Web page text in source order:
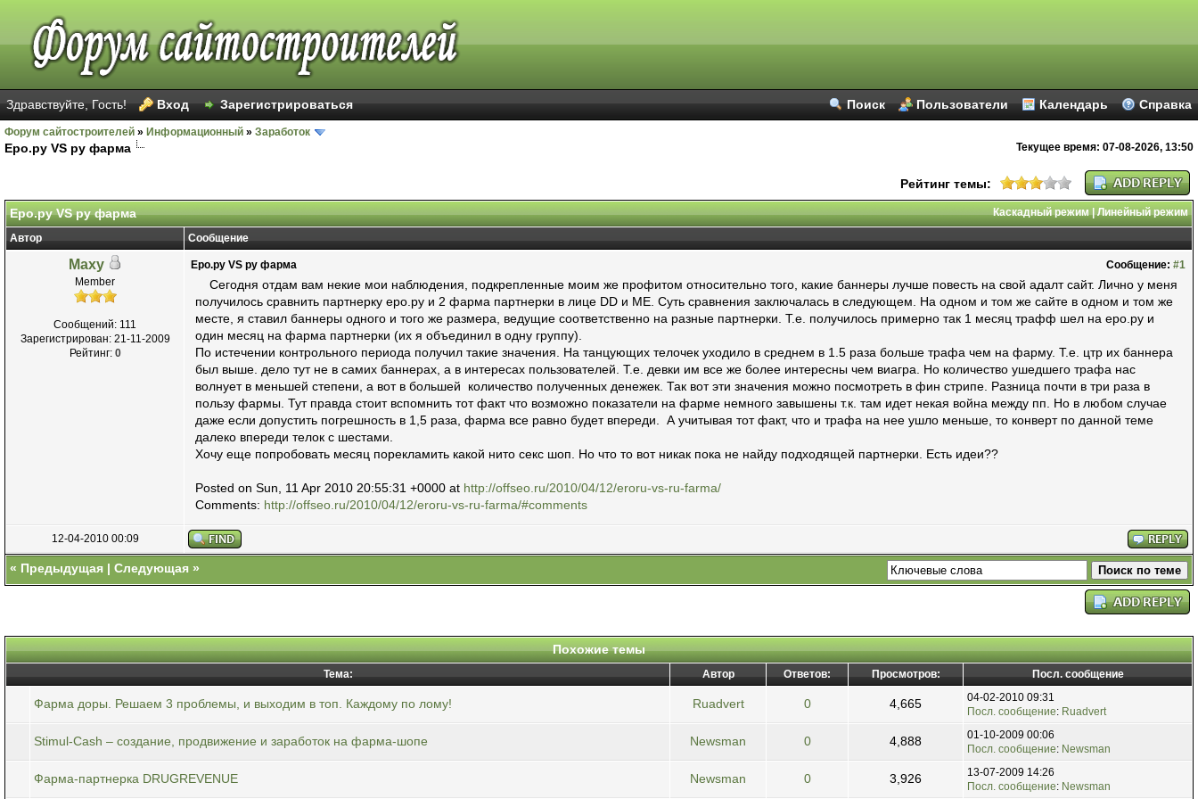
Поиск Пользователи Календарь Справка
Здравствуйте, Гость! Вход Зарегистрироваться
Форум сайтостроителей » Информационный » Заработок
Еро.ру VS ру фарма Текущее время: 07-08-2026, 13:50
Рейтинг темы:
Каскадный режим|Линейный режим
Еро.ру VS ру фарма
Автор Сообщение
Maxy
Member
Сообщений: 111
Зарегистрирован: 21-11-2009
Рейтинг: 0
Сообщение: #1
Еро.ру VS ру фарма
Сегодня отдам вам некие мои наблюдения, подкрепленные моим же профитом относительно того, какие баннеры лучше повесть на свой адалт сайт. Лично у меня
получилось сравнить партнерку еро.ру и 2 фарма партнерки в лице DD и ME. Суть сравнения заключалась в следующем. На одном и том же сайте в одном и том же
месте, я ставил баннеры одного и того же размера, ведущие соответственно на разные партнерки. Т.е. получилось примерно так 1 месяц трафф шел на еро.ру и
один месяц на фарма партнерки (их я объединил в одну группу).
По истечении контрольного периода получил такие значения. На танцующих телочек уходило в среднем в 1.5 раза больше трафа чем на фарму. Т.е. цтр их баннера
был выше. дело тут не в самих баннерах, а в интересах пользователей. Т.е. девки им все же более интересны чем виагра. Но количество ушедшего трафа нас
волнует в меньшей степени, а вот в большей количество полученных денежек. Так вот эти значения можно посмотреть в фин стрипе. Разница почти в три раза в
пользу фармы. Тут правда стоит вспомнить тот факт что возможно показатели на фарме немного завышены т.к. там идет некая война между пп. Но в любом случае
даже если допустить погрешность в 1,5 раза, фарма все равно будет впереди. А учитывая тот факт, что и трафа на нее ушло меньше, то конверт по данной теме
далеко впереди телок с шестами.
Хочу еще попробовать месяц порекламить какой нито секс шоп. Но что то вот никак пока не найду подходящей партнерки. Есть идеи??
Posted on Sun, 11 Apr 2010 20:55:31 +0000 at http://offseo.ru/2010/04/12/eroru-vs-ru-farma/
Comments: http://offseo.ru/2010/04/12/eroru-vs-ru-farma/#comments
12-04-2010 00:09
« Предыдущая | Следующая »
Похожие темы
Тема: Автор Ответов: Просмотров: Посл. сообщение
Фарма доры. Решаем 3 проблемы, и выходим в топ. Каждому по лому! Ruadvert 0 4,665
04-02-2010 09:31
Посл. сообщение: Ruadvert
Stimul-Cash – создание, продвижение и заработок на фарма-шопе Newsman 0 4,888
01-10-2009 00:06
Посл. сообщение: Newsman
Фарма-партнерка DRUGREVENUE Newsman 0 3,926
13-07-2009 14:26
Посл. сообщение: Newsman